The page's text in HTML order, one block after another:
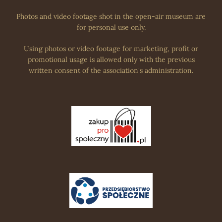
Photos and video footage shot in the open-air museum are
for personal use only.
Using photos or video footage for marketing, profit or
promotional usage is allowed only with the previous
written consent of the association's administration.